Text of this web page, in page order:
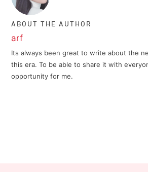
ABOUT THE AUTHOR
arf
Its always been great to write about the
this era. To be able to share it with
opportunity for me.